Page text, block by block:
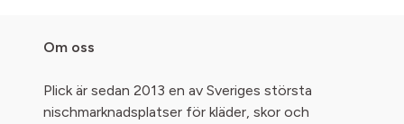
Om oss
Plick är sedan 2013 en av Sveriges största
nischmarknadsplatser för kläder, skor och